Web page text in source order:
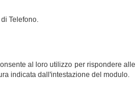
Telefono.
al loro utilizzo per rispondere alle
indicata dall'intestazione del modulo.